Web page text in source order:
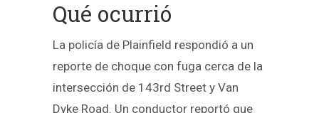
Qué ocurrió
La policía de Plainfield respondió a un
reporte de choque con fuga cerca de la
intersección de 143rd Street y Van
Dyke Road. Un conductor reportó que